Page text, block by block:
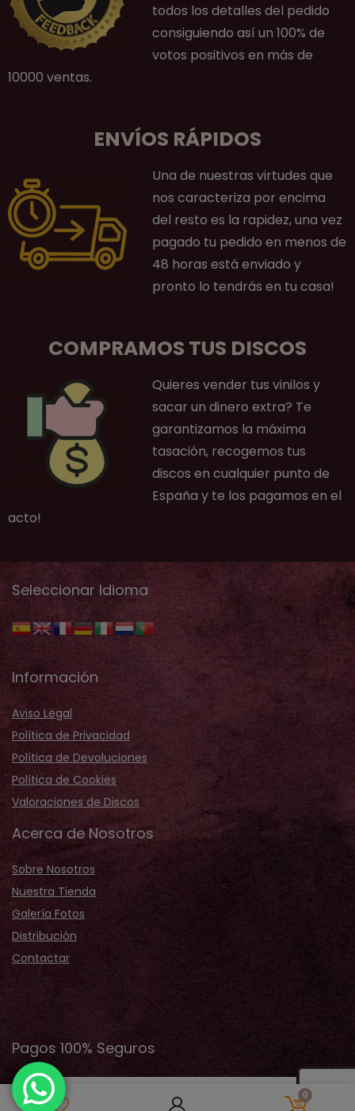
0
todos los detalles del pedido
consiguiendo así un 100% de
votos positivos en más de
10000 ventas.
ENVÍOS RÁPIDOS
Una de nuestras virtudes que
nos caracteriza por encima
del resto es la rapidez, una vez
pagado tu pedido en menos de
48 horas está enviado y
pronto lo tendrás en tu casa!
COMPRAMOS TUS DISCOS
Quieres vender tus vinilos y
sacar un dinero extra? Te
garantizamos la máxima
tasación, recogemos tus
discos en cualquier punto de
España y te los pagamos en el
acto!
Seleccionar Idioma
Información
Aviso Legal
Política de Privacidad
Política de Devoluciones
Política de Cookies
Valoraciones de Discos
Acerca de Nosotros
Sobre Nosotros
Nuestra Tienda
Galería Fotos
Distribución
Contactar
Pagos 100% Seguros